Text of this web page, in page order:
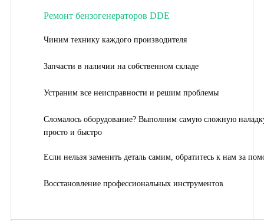
Ремонт бензогенераторов DDE
Чиним технику каждого производителя
Запчасти в наличии на собственном складе
Устраним все неисправности и решим проблемы
Сломалось оборудование? Выполним самую сложную
просто и быстро
Если нельзя заменить деталь самим, обратитесь к нам за
Восстановление профессиональных инструментов